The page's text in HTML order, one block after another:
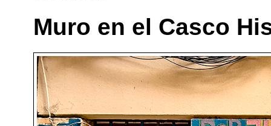
Muro en el Casco